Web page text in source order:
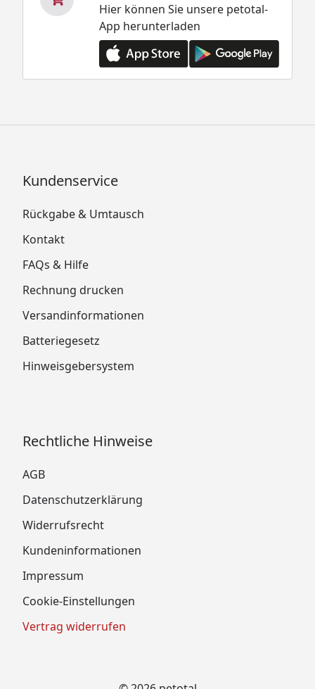
Hier können Sie unsere petotal-
App herunterladen
Kundenservice
Rückgabe & Umtausch
Kontakt
FAQs & Hilfe
Rechnung drucken
Versandinformationen
Batteriegesetz
Hinweisgebersystem
Rechtliche Hinweise
AGB
Datenschutzerklärung
Widerrufsrecht
Kundeninformationen
Impressum
Cookie-Einstellungen
Vertrag widerrufen